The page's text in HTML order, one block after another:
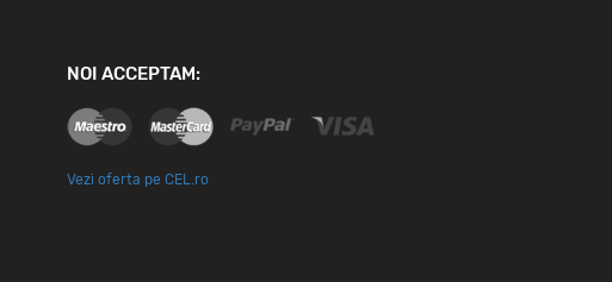
NOI ACCEPTAM:
Vezi oferta pe CEL.ro